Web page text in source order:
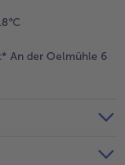
An der Oelmühle 6